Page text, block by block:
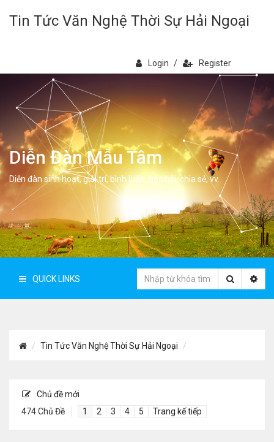
Tin Tức Văn Nghệ Thời Sự Hải Ngoại
Login / Register
Diễn Đàn Mẫu Tâm
Diễn đàn sinh hoạt, giải trí, bình luân, học hỏi, chia sẻ, vv.
QUICK LINKS
Tin Tức Văn Nghệ Thời Sự Hải Ngoại
Chủ đề mới
474 Chủ Đề
1 2 3 4 5 Trang kế tiếp